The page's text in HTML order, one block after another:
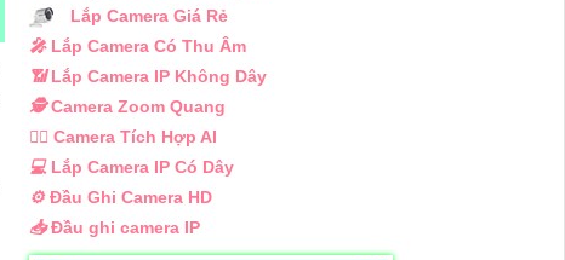
Lắp Camera Giá Rẻ
️🎤️ Lắp Camera Có Thu Âm
📶Lắp Camera IP Không Dây
🕵️Camera Zoom Quang
🧛‍♀️ Camera Tích Hợp AI
💻Lắp Camera IP Có Dây
⚙️Đầu Ghi Camera HD
📥Đầu ghi camera IP